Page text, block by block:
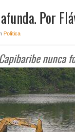
PERFIL
CONTATO
Por
Política
nunca